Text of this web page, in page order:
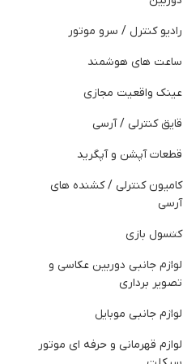
رادیو کنترل / سرو موتور
ساعت های هوشمند
عینک واقعیت مجازی
قایق کنترلی / آرسی
قطعات آپشن و آپگرید
کامیون کنترلی / کشنده های
آرسی
کنسول بازی
لوازم جانبی دوربین عکاسی و
تصویر برداری
لوازم جانبی موبایل
لوازم قهرمانی و حرفه ای موتور